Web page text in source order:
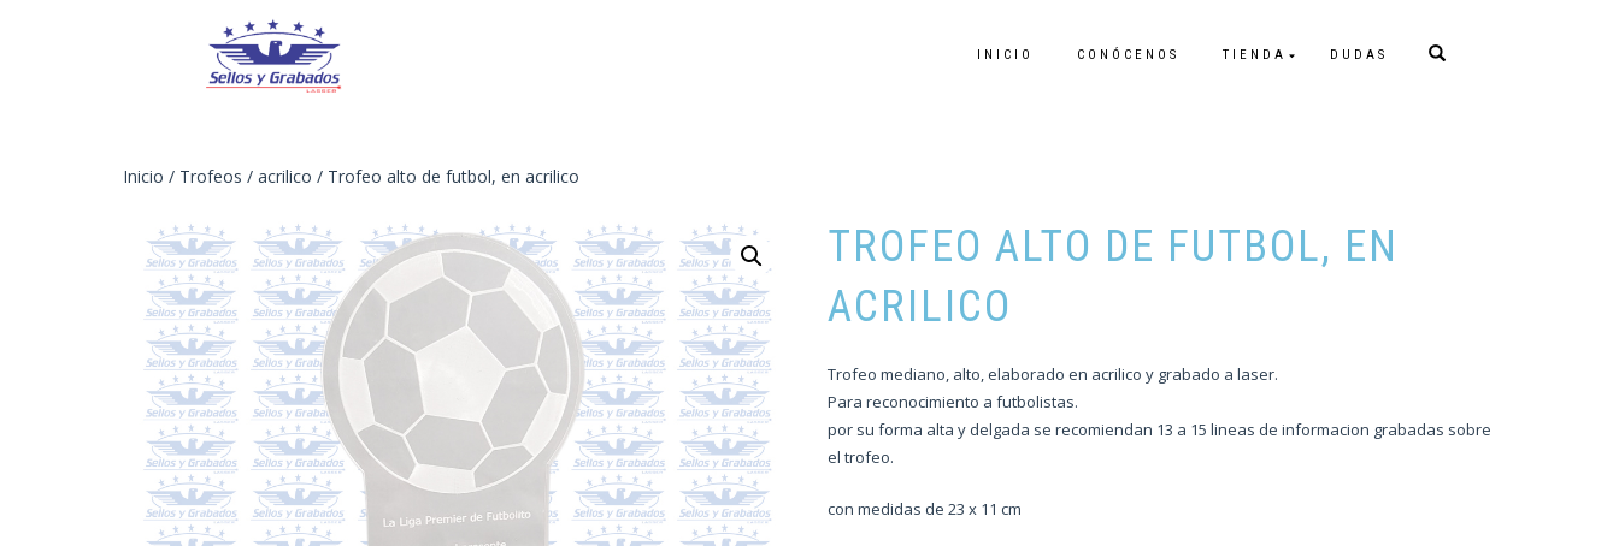
INICIO CONÓCENOS TIENDA DUDAS
Inicio / Trofeos / acrilico / Trofeo alto de futbol, en acrilico
TROFEO ALTO DE FUTBOL, EN
ACRILICO
Trofeo mediano, alto, elaborado en acrilico y grabado a laser.
Para reconocimiento a futbolistas.
por su forma alta y delgada se recomiendan 13 a 15 lineas de informacion grabadas sobre
el trofeo.
con medidas de 23 x 11 cm